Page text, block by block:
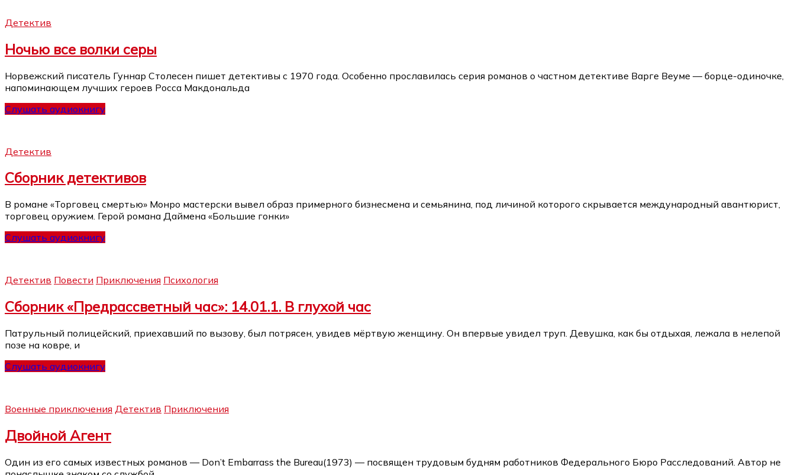
Детектив
Ночью все волки серы
Норвежский писатель Гуннар Столесен пишет детективы с 1970 года. Особенно прославилась серия романов о частном детективе Варге Веуме — борце-одиночке,
напоминающем лучших героев Росса Макдональда
Слушать аудиокнигу
Детектив
Сборник детективов
В романе «Торговец смертью» Монро мастерски вывел образ примерного бизнесмена и семьянина, под личиной которого скрывается международный авантюрист,
торговец оружием. Герой романа Даймена «Большие гонки»
Слушать аудиокнигу
Детектив Повести Приключения Психология
Сборник «Предрассветный час»: 14.01.1. В глухой час
Патрульный полицейский, приехавший по вызову, был потрясен, увидев мёртвую женщину. Он впервые увидел труп. Девушка, как бы отдыхая, лежала в нелепой
позе на ковре, и
Слушать аудиокнигу
Военные приключения Детектив Приключения
Двойной Агент
Один из его самых известных романов — Don’t Embarrass the Bureau(1973) — посвящен трудовым будням работников Федерального Бюро Расследований. Автор не